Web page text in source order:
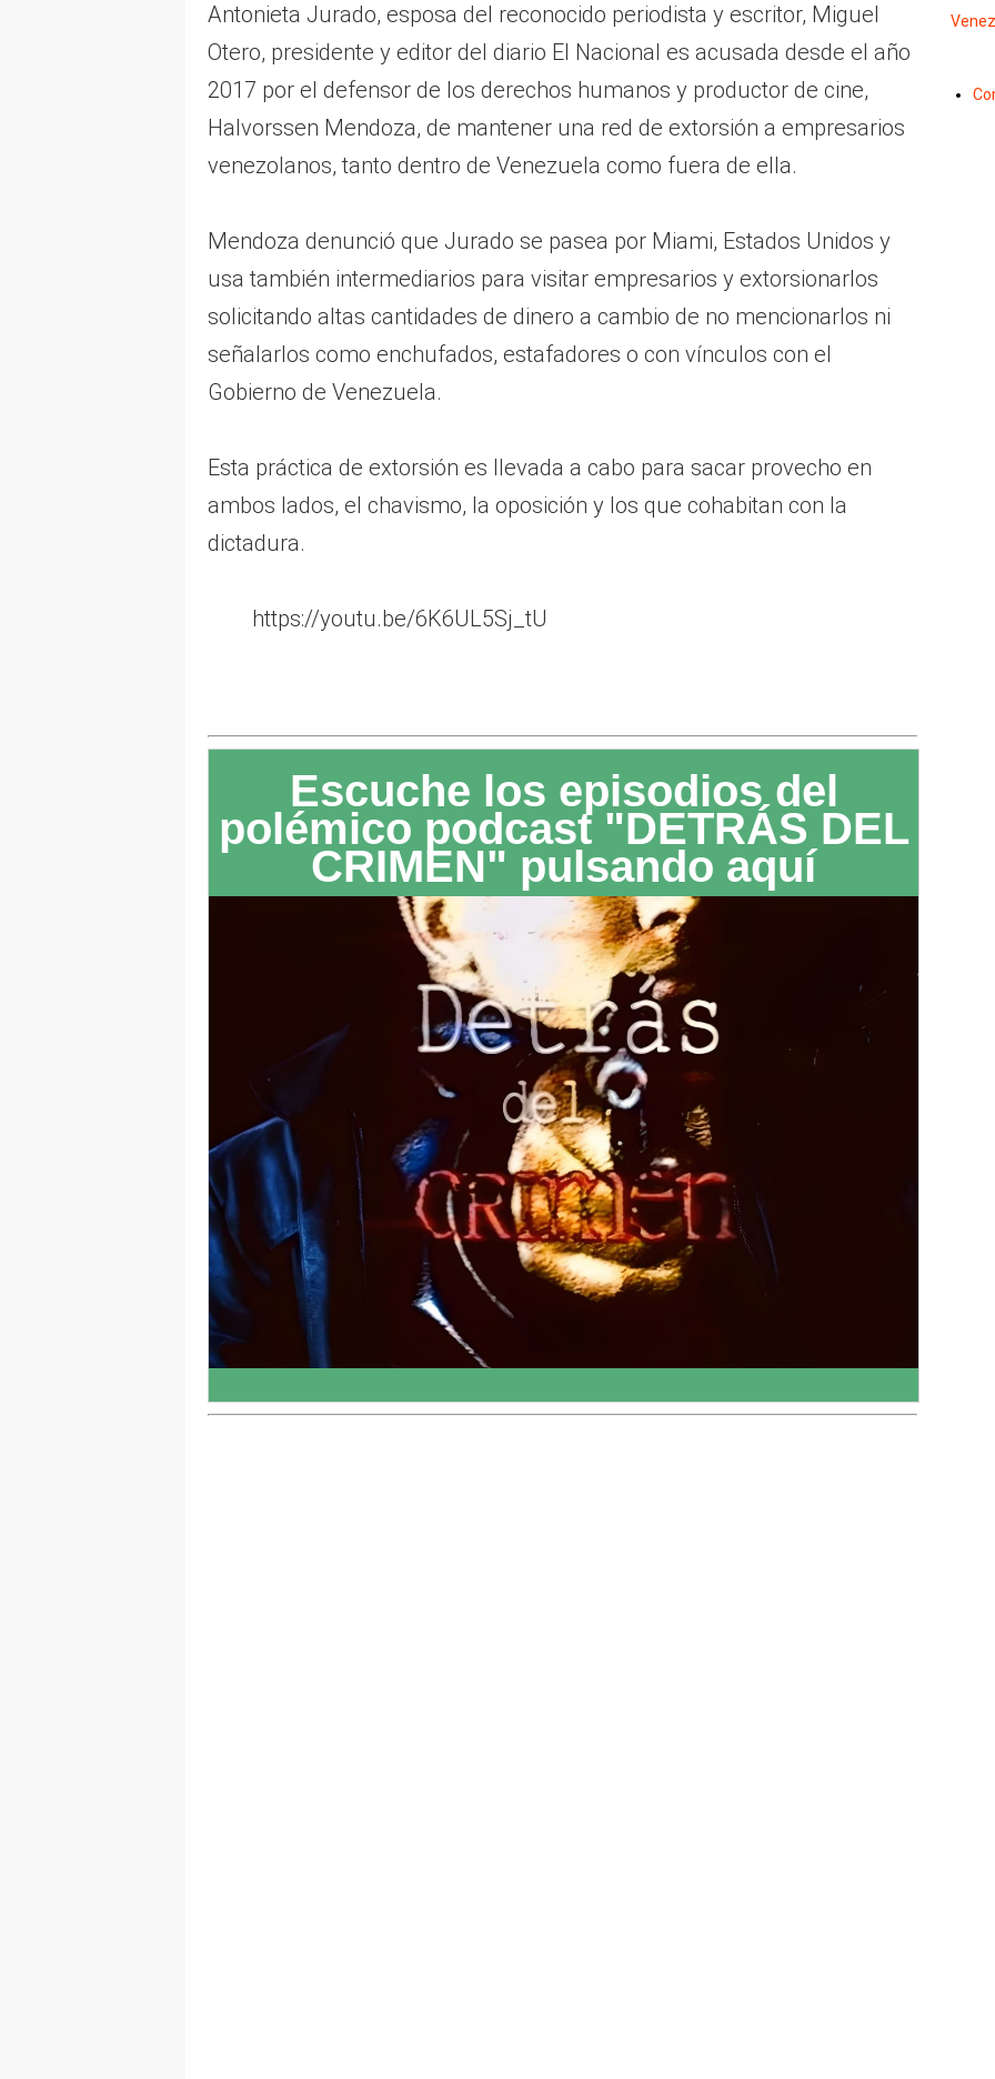
Antonieta Jurado, esposa del reconocido periodista y escritor, Miguel
Otero, presidente y editor del diario El Nacional es acusada desde el año
2017 por el defensor de los derechos humanos y productor de cine,
Halvorssen Mendoza, de mantener una red de extorsión a empresarios
venezolanos, tanto dentro de Venezuela como fuera de ella.
Mendoza denunció que Jurado se pasea por Miami, Estados Unidos y
usa también intermediarios para visitar empresarios y extorsionarlos
solicitando altas cantidades de dinero a cambio de no mencionarlos ni
señalarlos como enchufados, estafadores o con vínculos con el
Gobierno de Venezuela.
Esta práctica de extorsión es llevada a cabo para sacar provecho en
ambos lados, el chavismo, la oposición y los que cohabitan con la
dictadura.
https://youtu.be/6K6UL5Sj_tU
Escuche los episodios del
polémico podcast "DETRÁS DEL
CRIMEN" pulsando aquí